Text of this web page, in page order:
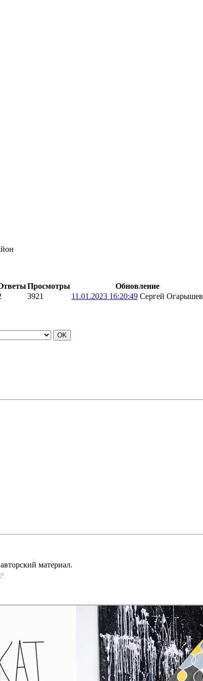
Просмотры
Обновление
3921 11.01.2023 16:20:49 Сергей Огарышев
материал.
»